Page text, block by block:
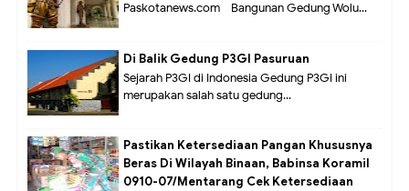
Paskotanews.com - Bangunan Gedung Wolu...
Di Balik Gedung P3GI Pasuruan
Sejarah P3GI di Indonesia Gedung P3GI ini
merupakan salah satu gedung...
Pastikan Ketersediaan Pangan Khususnya
Beras Di Wilayah Binaan, Babinsa Koramil
0910-07/Mentarang Cek Ketersediaan